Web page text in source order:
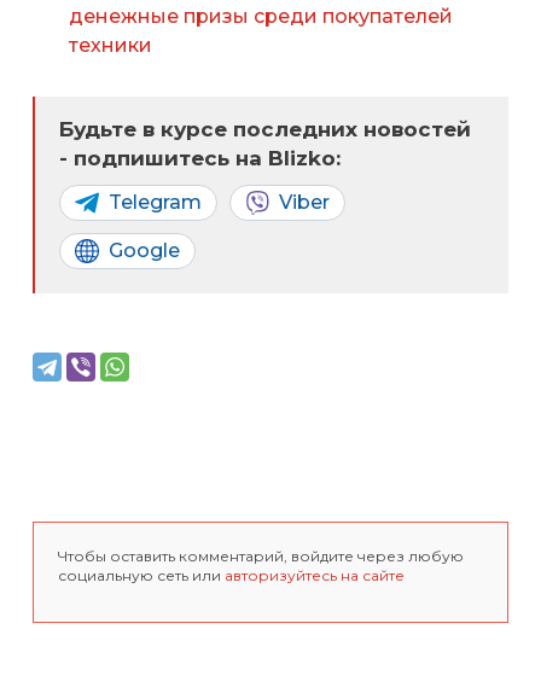
денежные призы среди покупателей
техники
Будьте в курсе последних новостей
- подпишитесь на Blizko:
Telegram Viber
Google
Чтобы оставить комментарий, войдите через любую
социальную сеть или авторизуйтесь на сайте